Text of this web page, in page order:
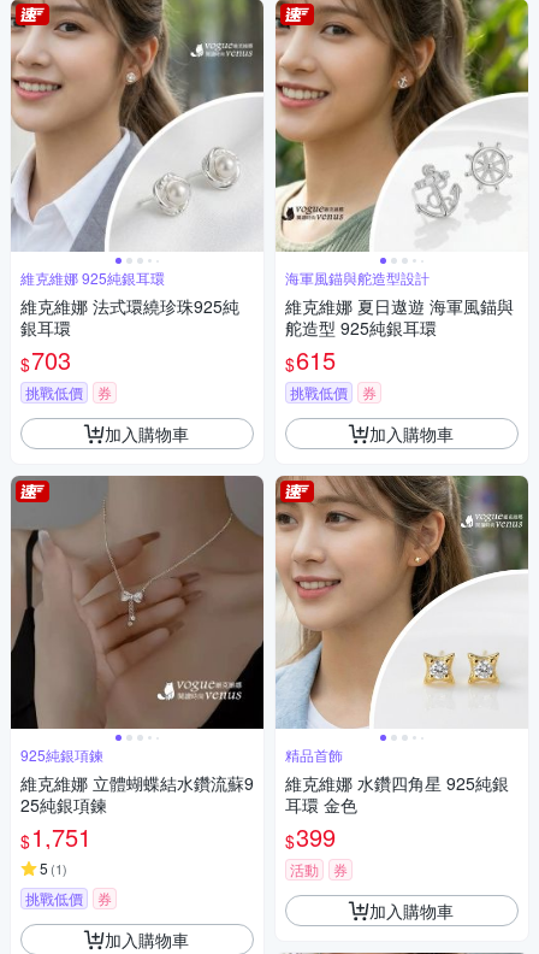
維克維娜 925純銀耳環
維克維娜 法式環繞珍珠925純
銀耳環
$703
挑戰低價 券
加入購物車
925純銀項鍊
維克維娜 立體蝴蝶結水鑽流蘇9
25純銀項鍊
$1,751
5 (1)
挑戰低價 券
加入購物車
海軍風錨與舵造型設計
維克維娜 夏日遨遊 海軍風錨與
舵造型 925純銀耳環
$615
挑戰低價 券
加入購物車
精品首飾
維克維娜 水鑽四角星 925純銀
耳環 金色
$399
活動 券
加入購物車